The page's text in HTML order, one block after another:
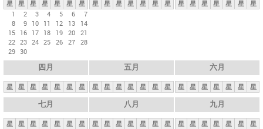
星 星 星 星 星 星
星
1
2 3 4 5 6
7
8
9 10 11 12 13
14
15 16 17 18 19 20 21
22 23 24 25 26 27 28
29 30
星 星 星 星 星 星 星 星 星 星 星 星 星 星
四月
星 星 星 星 星 星 星
五月
星 星 星 星 星 星 星
六月
星 星 星 星 星 星 星
七月
星 星 星 星 星 星 星
八月
星 星 星 星 星 星 星
九月
星 星 星 星 星 星 星